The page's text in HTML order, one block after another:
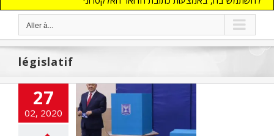
Aller à...
législatif
27
02, 2020
anti Bibi
continue